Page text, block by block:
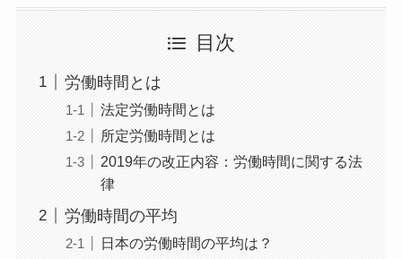
目次
労働時間とは
法定労働時間とは
所定労働時間とは
2019年の改正内容：労働時間に関する法
律
労働時間の平均
日本の労働時間の平均は？